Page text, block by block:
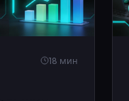
18 мин